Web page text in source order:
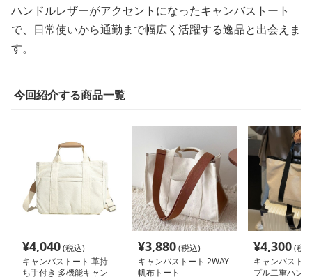
ハンドルレザーがアクセントになったキャンバストート
で、日常使いから通勤まで幅広く活躍する逸品と出会えま
す。
今回紹介する商品一覧
¥4,040(税込)
キャンバストート 革持
ち手付き 多機能キャン
¥3,880(税込)
キャンバストート 2WAY
帆布トート
¥4,300(税
キャンバスト
プル二重ハン